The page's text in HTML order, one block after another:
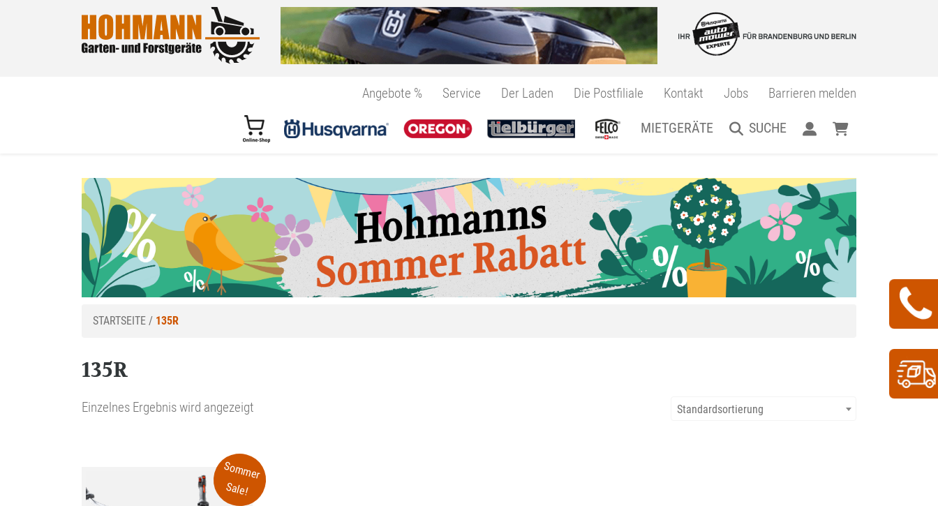
Angebote % Service Der Laden Die Postfiliale Kontakt Jobs Barrieren melden
MIETGERÄTE SUCHE
STARTSEITE / 135R
135R
Einzelnes Ergebnis wird angezeigt Standardsortierung
Sommer
Sale!